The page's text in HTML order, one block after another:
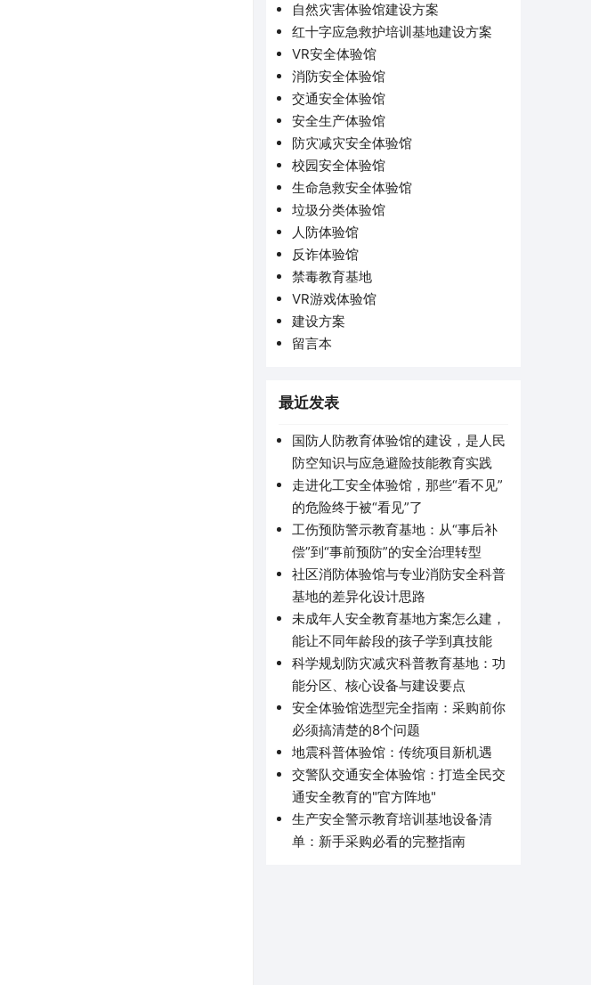
自然灾害体验馆建设方案
红十字应急救护培训基地建设方案
VR安全体验馆
消防安全体验馆
交通安全体验馆
安全生产体验馆
防灾减灾安全体验馆
校园安全体验馆
生命急救安全体验馆
垃圾分类体验馆
人防体验馆
反诈体验馆
禁毒教育基地
VR游戏体验馆
建设方案
留言本
最近发表
国防人防教育体验馆的建设，是人民
防空知识与应急避险技能教育实践
走进化工安全体验馆，那些“看不见”
的危险终于被“看见”了
工伤预防警示教育基地：从“事后补
偿”到“事前预防”的安全治理转型
社区消防体验馆与专业消防安全科普
基地的差异化设计思路
未成年人安全教育基地方案怎么建，
能让不同年龄段的孩子学到真技能
科学规划防灾减灾科普教育基地：功
能分区、核心设备与建设要点
安全体验馆选型完全指南：采购前你
必须搞清楚的8个问题
地震科普体验馆：传统项目新机遇
交警队交通安全体验馆：打造全民交
通安全教育的"官方阵地"
生产安全警示教育培训基地设备清
单：新手采购必看的完整指南